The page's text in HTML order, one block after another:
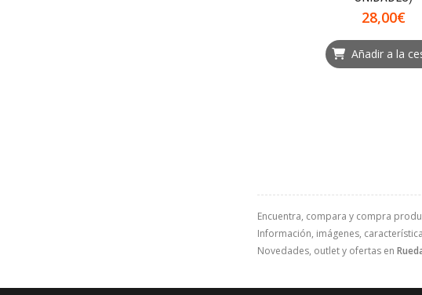
Encuentra, compara y compra
Información, imágenes,
Novedades, outlet y ofertas en
28,00€
Añadir a la